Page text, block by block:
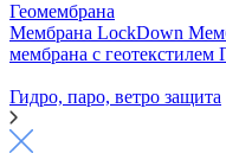
Геомембрана
Мембрана LockDown
мембрана с геотекстилем
Гидро, паро, ветро защита